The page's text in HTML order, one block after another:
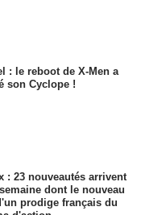
: le reboot de X-Men a
son Cyclope !
: 23 nouveautés arrivent
dont le nouveau
prodige français du